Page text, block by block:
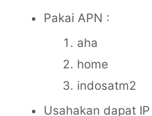
Pakai APN :
aha
home
indosatm2
Usahakan dapat